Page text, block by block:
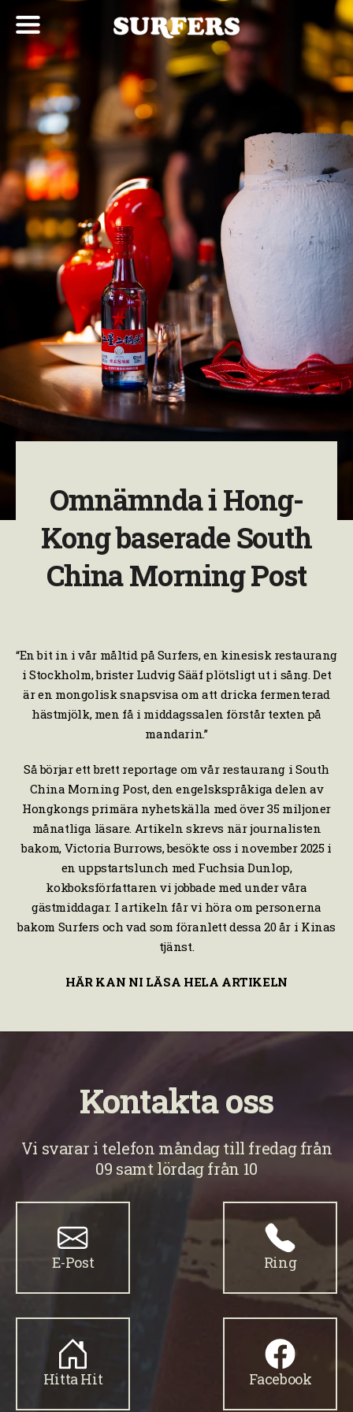
Omnämnda i Hong-
Kong baserade South
China Morning Post
“En bit in i vår måltid på Surfers, en kinesisk restaurang
i Stockholm, brister Ludvig Sääf plötsligt ut i sång. Det
är en mongolisk snapsvisa om att dricka fermenterad
hästmjölk, men få i middagssalen förstår texten på
mandarin.”
Så börjar ett brett reportage om vår restaurang i South
China Morning Post, den engelskspråkiga delen av
Hongkongs primära nyhetskälla med över 35 miljoner
månatliga läsare. Artikeln skrevs när journalisten
bakom, Victoria Burrows, besökte oss i november 2025 i
en uppstartslunch med Fuchsia Dunlop,
kokboksförfattaren vi jobbade med under våra
gästmiddagar. I artikeln får vi höra om personerna
bakom Surfers och vad som föranlett dessa 20 år i Kinas
tjänst.
HÄR KAN NI LÄSA HELA ARTIKELN
Kontakta oss
Vi svarar i telefon måndag till fredag från
09 samt lördag från 10
E-Post Ring
Hitta Hit Facebook